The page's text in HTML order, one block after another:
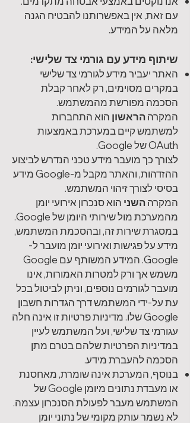
עם זאת, אין באפשרותנו להבטיח הגנה
מלאה על המידע.​
שיתוף מידע עם גורמי צד שלישי:
האתר יעביר מידע לגורמי צד שלישי
במקרים מסוימים, רק לאחר קבלת
הסכמה מפורשת מהמשתמש.
המקרההראשון הוא התחברות
למשתמש קיים במערכת באמצעות
OAuth של Google.
לצורך כך מועבר מידע טכני הנדרש לביצוע
ההזדהות, והאתר מקבל מ-Google מידע
בסיסי לצורך זיהוי המשתמש.
המקרההשני הוא סנכרון אירועי יומן
מהמערכת מול שירותי היומן של Google.
במסגרת שירות זה, ובהסכמת המשתמש,
מידע על פגישות ואירועי יומן מועבר ל-
Google.
המידע המשותף עם Google
משמש אך ורק למטרות האמורות, אינו
מועבר לגורמים נוספים, וניתן לביטול בכל
עת על-ידי המשתמש דרך הגדרות חשבון
Google שלו. מדיניות פרטיות זו אינה חלה
עגורמי צד שלישי, ועל המשתמש לעיין
במדיניות הפרטיות שלהם בטרם מתן
הסכמה להעברת מידע.
בנוסף, המערכת אינה שומרת, מאחסנת
או מעבדת נתונים מיומן Google של
המשתמש מעבר לפעולת הסנכרון עצמה.
לא נשמר עותק מקומי של נתוני יומן